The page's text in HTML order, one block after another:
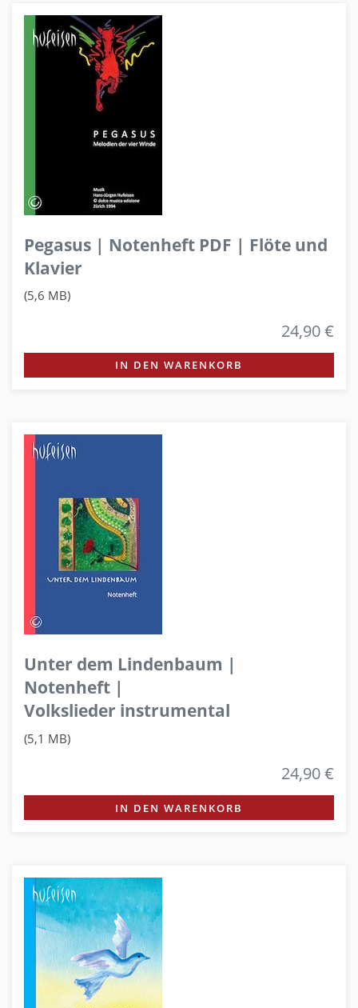
Pegasus | Notenheft PDF | Flöte und
Klavier
(5,6 MB)
24,90 €
IN DEN WARENKORB
Unter dem Lindenbaum |
Notenheft |
Volkslieder instrumental
(5,1 MB)
24,90 €
IN DEN WARENKORB